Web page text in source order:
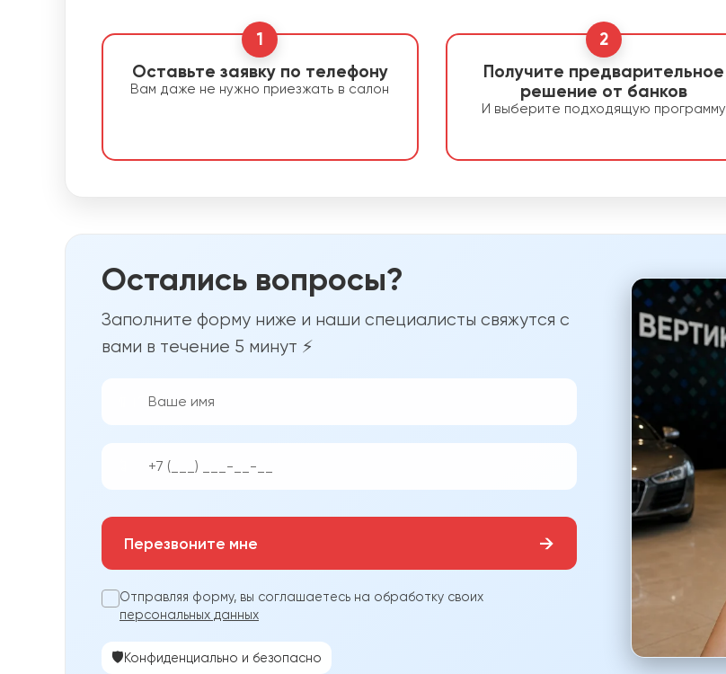
1
Оставьте заявку по телефону
Вам даже не нужно приезжать в салон
2
Получите предварительное
решение от банков
И выберите подходящую программу
Остались вопросы?
Заполните форму ниже и наши специалисты свяжутся с
вами в течение 5 минут ⚡
Перезвоните мне →
Отправляя форму, вы соглашаетесь на обработку своих
персональных данных
🛡️Конфиденциально и безопасно